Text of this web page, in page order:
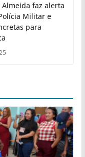
faz alerta
Militar e
para